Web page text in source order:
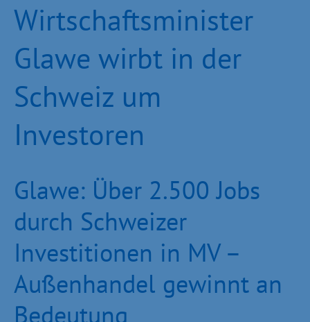
Wirtschaftsminister
Glawe wirbt in der
Schweiz um
Investoren
Glawe: Über 2.500 Jobs
durch Schweizer
Investitionen in MV –
Außenhandel gewinnt an
Bedeutung